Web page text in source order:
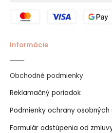
Informácie
Obchodné podmienky
Reklamačný poriadok
Podmienky ochrany osobných
Formulár odstúpenia od